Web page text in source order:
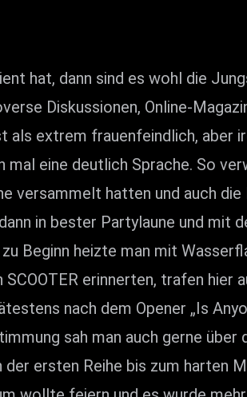
hat, dann sind es wohl die
Diskussionen, Online-
extrem frauenfeindlich, aber
mal eine deutlich Sprache. So
versammelt hatten und auch
in bester Partylaune und mit
Beginn heizte man mit
erinnerten, trafen hier
nach dem Opener „Is
sah man auch gerne über
ersten Reihe bis zum harten